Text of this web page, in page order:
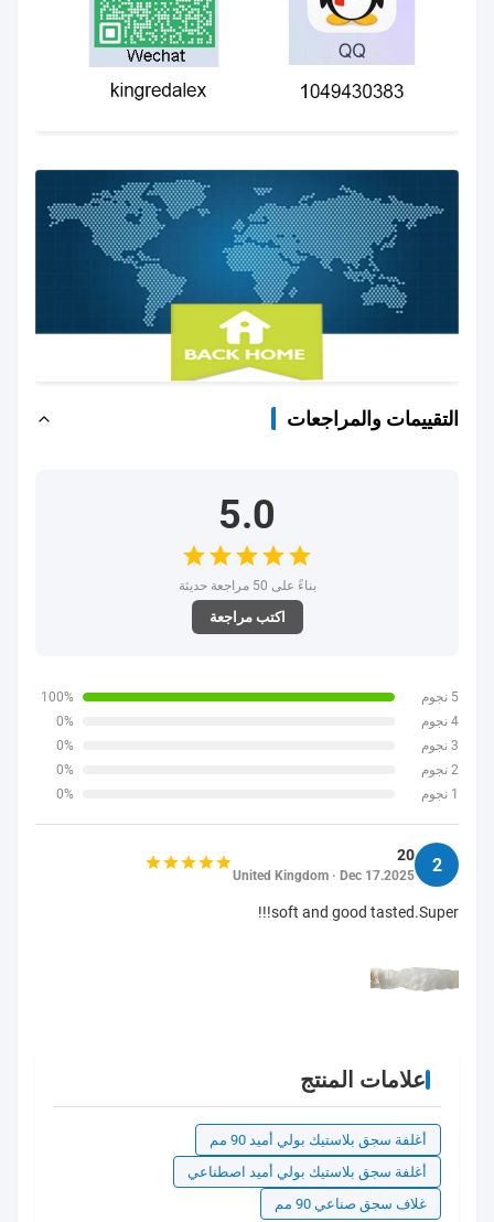
التقييمات والمراجعات
5.0
بناءً على 50 مراجعة حديثة
اكتب مراجعة
5 نجوم
100%
4 نجوم
0%
3 نجوم
0%
2 نجوم
0%
1 نجوم
0%
2
20
United Kingdom · Dec 17.2025
soft and good tasted.Super!!!
علامات المنتج
أغلفة سجق بلاستيك بولي أميد 90 مم
أغلفة سجق بلاستيك بولي أميد اصطناعي
غلاف سجق صناعي 90 مم